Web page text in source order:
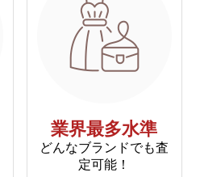
業界最多水準
どんなブランドでも査
定可能！